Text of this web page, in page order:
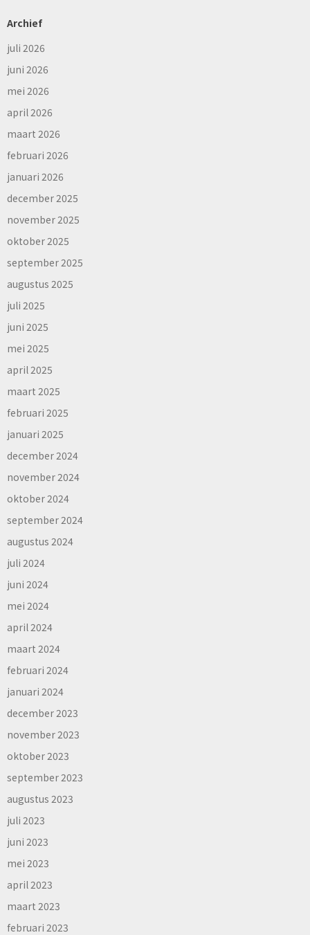
Archief
juli 2026
juni 2026
mei 2026
april 2026
maart 2026
februari 2026
januari 2026
december 2025
november 2025
oktober 2025
september 2025
augustus 2025
juli 2025
juni 2025
mei 2025
april 2025
maart 2025
februari 2025
januari 2025
december 2024
november 2024
oktober 2024
september 2024
augustus 2024
juli 2024
juni 2024
mei 2024
april 2024
maart 2024
februari 2024
januari 2024
december 2023
november 2023
oktober 2023
september 2023
augustus 2023
juli 2023
juni 2023
mei 2023
april 2023
maart 2023
februari 2023